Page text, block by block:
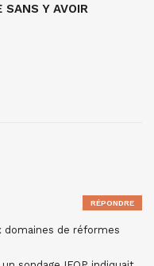
SANS Y AVOIR
domaines de réformes
RÉPONDRE